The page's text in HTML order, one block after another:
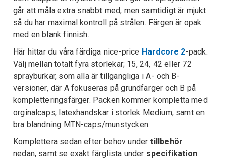
går att måla extra snabbt med, men samtidigt är mjukt
så du har maximal kontroll på strålen. Färgen är opak
med en blank finnish.
Här hittar du våra färdiga nice-price Hardcore 2-pack.
Välj mellan totalt fyra storlekar; 15, 24, 42 eller 72
sprayburkar, som alla är tillgängliga i A- och B-
versioner, där A fokuseras på grundfärger och B på
kompletteringsfärger. Packen kommer kompletta med
orginalcaps, latexhandskar i storlek Medium, samt en
bra blandning MTN-caps/munstycken.
Komplettera sedan efter behov under tillbehör
nedan, samt se exakt färglista under specifikation.